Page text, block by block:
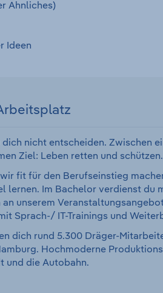
Ähnliches)
Ideen
dich nicht entscheiden. Zwischen
Ziel: Leben retten und schützen.
fit für den Berufseinstieg
lernen. Im Bachelor verdienst du
an unserem
Sprach-/ IT-Trainings und
dich rund 5.300 Dräger-
Hochmoderne
und die Autobahn.